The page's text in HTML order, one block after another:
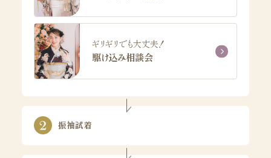
ギリギリでも大丈夫！
駆け込み相談会
振袖試着